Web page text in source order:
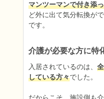
マンツーマンで付き添
ど外に出て気分転換が
です。
介護が必要な方に特
入居されているのは、
している方々でした。